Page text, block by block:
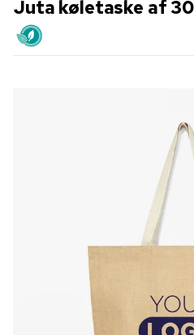
Juta køletaske af